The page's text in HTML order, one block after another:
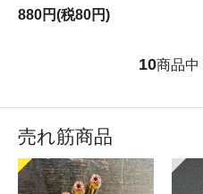
880円(税80円)
10商品中
売れ筋商品